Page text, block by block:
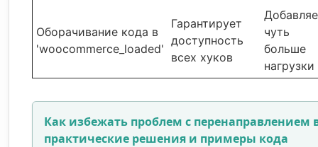
Оборачивание кода в
'woocommerce_loaded'
Гарантирует
доступность
всех хуков
чуть
больше
нагрузки
Как избежать проблем с перенаправлением
практические решения и примеры кода